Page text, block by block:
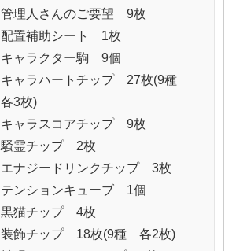
管理人さんのご要望 9枚
配置補助シート 1枚
キャラクター駒 9個
キャラハートチップ 27枚(9種
各3枚)
キャラスコアチップ 9枚
騒霊チップ 2枚
エナジードリンクチップ 3枚
テンションキューブ 1個
黒猫チップ 4枚
装飾チップ 18枚(9種 各2枚)